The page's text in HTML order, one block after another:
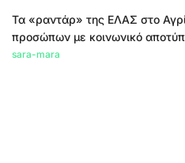
Τα «ραντάρ» της ΕΛΑΣ στο
προσώπων με κοινωνικό
sara-mara